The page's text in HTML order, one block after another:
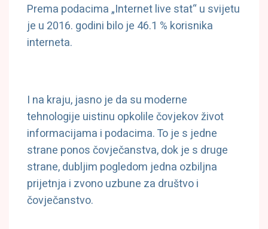
Prema podacima „Internet live stat“ u svijetu
je u 2016. godini bilo je 46.1 % korisnika
interneta.
I na kraju, jasno je da su moderne
tehnologije uistinu opkolile čovjekov život
informacijama i podacima. To je s jedne
strane ponos čovječanstva, dok je s druge
strane, dubljim pogledom jedna ozbiljna
prijetnja i zvono uzbune za društvo i
čovječanstvo.